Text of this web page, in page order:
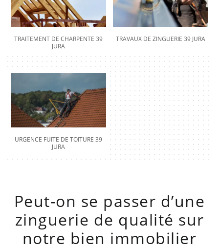
TRAITEMENT DE CHARPENTE 39
JURA
TRAVAUX DE ZINGUERIE 39 JURA
URGENCE FUITE DE TOITURE 39
JURA
Peut-on se passer d’une
zinguerie de qualité sur
notre bien immobilier